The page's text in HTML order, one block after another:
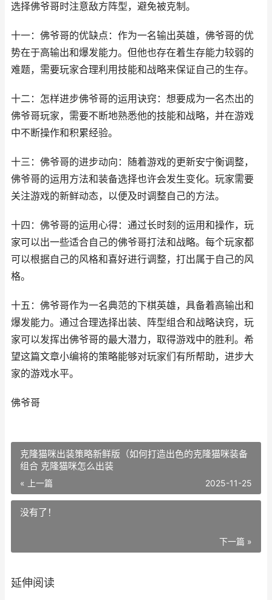
选择佛爷哥时注意敌方阵型，避免被克制。
十一：佛爷哥的优缺点：作为一名输出英雄，佛爷哥的优
势在于高输出和爆发能力。但他也存在着生存能力较弱的
难题，需要玩家合理利用技能和战略来保证自己的生存。
十二：怎样进步佛爷哥的运用诀窍：想要成为一名杰出的
佛爷哥玩家，需要不断地熟悉他的技能和战略，并在游戏
中不断操作和积累经验。
十三：佛爷哥的进步动向：随着游戏的更新安宁衡调整，
佛爷哥的运用方法和装备选择也许会发生变化。玩家需要
关注游戏的新鲜动态，以便及时调整自己的方法。
十四：佛爷哥的运用心得：通过长时刻的运用和操作，玩
家可以出一些适合自己的佛爷哥打法和战略。每个玩家都
可以根据自己的风格和喜好进行调整，打出属于自己的风
格。
十五：佛爷哥作为一名典范的下棋英雄，具备着高输出和
爆发能力。通过合理选择出装、阵型组合和战略诀窍，玩
家可以发挥出佛爷哥的最大潜力，取得游戏中的胜利。希
望这篇文章小编将的策略能够对玩家们有所帮助，进步大
家的游戏水平。
佛爷哥
克隆猫咪出装策略新鲜版（如何打造出色的克隆猫咪装备
组合 克隆猫咪怎么出装
« 上一篇 2025-11-25
没有了！
下一篇 »
延伸阅读